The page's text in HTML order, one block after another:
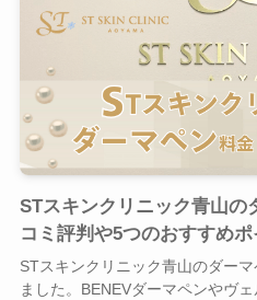
STスキンクリニック青山の
コミ評判や5つのおすすめ
STスキンクリニック青山のダー
ました。BENEVダーマペンやヴ